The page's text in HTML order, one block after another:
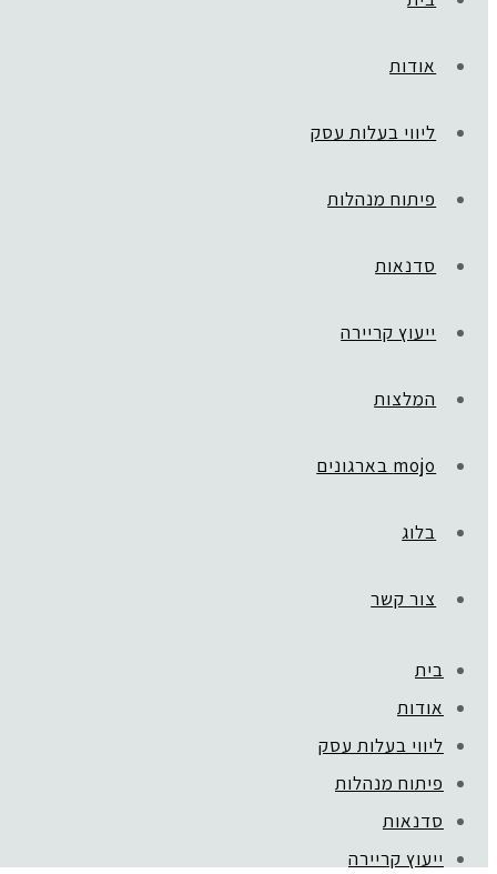
אודות
ליווי בעלות עסק
פיתוח מנהלות
סדנאות
ייעוץ קריירה
המלצות
mojo בארגונים
בלוג
צור קשר
בית
אודות
ליווי בעלות עסק
פיתוח מנהלות
סדנאות
ייעוץ קריירה